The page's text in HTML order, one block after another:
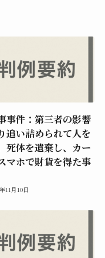
事件：第三者の影響
追い詰められて人を
死体を遺棄し、カー
マホで財貨を得た事
11月10日